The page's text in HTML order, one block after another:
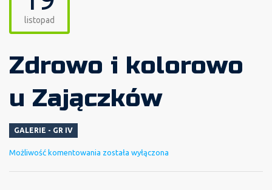
listopad
Zdrowo i kolorowo
u Zajączków
GALERIE - GR IV
Możliwość komentowania Zdrowo
została wyłączona